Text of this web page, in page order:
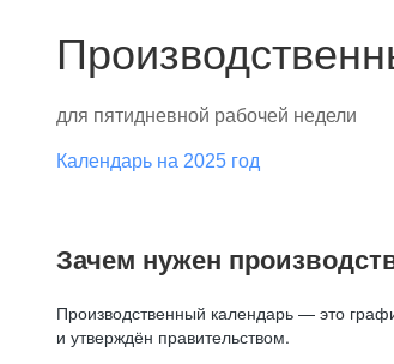
для пятидневной рабочей недели
Календарь на 2025 год
Зачем нужен
Производственный календарь — это
и утверждён правительством.